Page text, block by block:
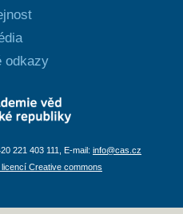
odkazy
221 403 111, E-mail: info@cas.cz
Creative commons